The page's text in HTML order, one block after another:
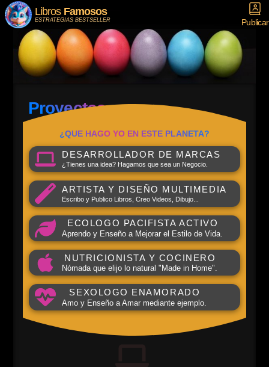
Libros Famosos
ESTRATEGIAS BESTSELLER Publicar
Proyectos
¿QUE HAGO YO EN ESTE PLANETA?
DESARROLLADOR DE MARCAS
¿Tienes una idea? Hagamos que sea un Negocio.
ARTISTA Y DISEÑO MULTIMEDIA
Escribo y Publico Libros, Creo Videos, Dibujo...
ECOLOGO PACIFISTA ACTIVO
Aprendo y Enseño a Mejorar el Estilo de Vida.
NUTRICIONISTA Y COCINERO
Nómada que elijo lo natural "Made in Home".
SEXOLOGO ENAMORADO
Amo y Enseño a Amar mediante ejemplo.